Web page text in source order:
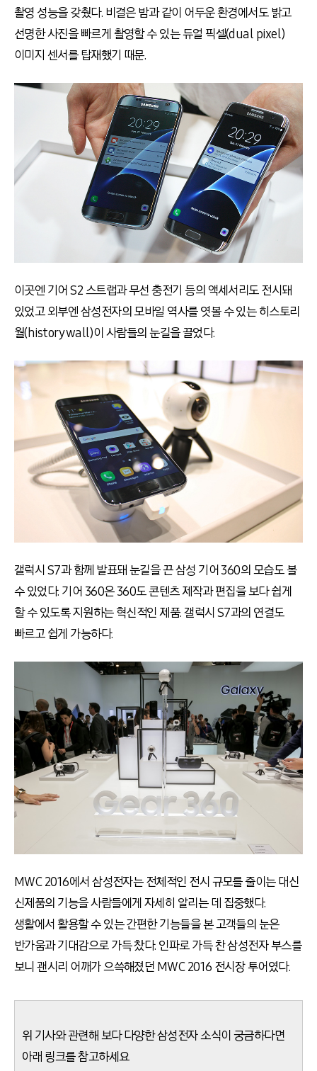
촬영 성능을 갖췄다. 비결은 밤과 같이 어두운 환경에서도 밝고
선명한 사진을 빠르게 촬영할 수 있는 듀얼 픽셀(dual pixel)
이미지 센서를 탑재했기 때문.
이곳엔 기어 S2 스트랩과 무선 충전기 등의 액세서리도 전시돼
있었고 외부엔 삼성전자의 모바일 역사를 엿볼 수 있는 히스토리
월(history wall)이 사람들의 눈길을 끌었다.
갤럭시 S7과 함께 발표돼 눈길을 끈 삼성 기어 360의 모습도 볼
수 있었다. 기어 360은 360도 콘텐츠 제작과 편집을 보다 쉽게
할 수 있도록 지원하는 혁신적인 제품. 갤럭시 S7과의 연결도
빠르고 쉽게 가능하다.
MWC 2016에서 삼성전자는 전체적인 전시 규모를 줄이는 대신
신제품의 기능을 사람들에게 자세히 알리는 데 집중했다.
생활에서 활용할 수 있는 간편한 기능들을 본 고객들의 눈은
반가움과 기대감으로 가득 찼다. 인파로 가득 찬 삼성전자 부스를
보니 괜시리 어깨가 으쓱해졌던 MWC 2016 전시장 투어였다.
위 기사와 관련해 보다 다양한 삼성전자 소식이 궁금하다면
아래 링크를 참고하세요